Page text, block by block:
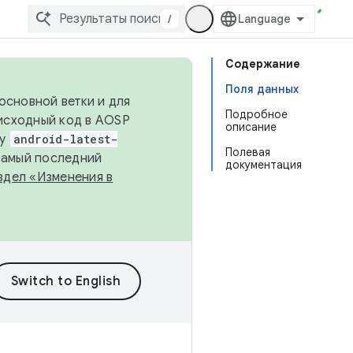
/
Содержание
Поля данных
Подробное
описание
Полевая
документация
ветки и для
код в AOSP
android-latest-
последний
«Изменения в